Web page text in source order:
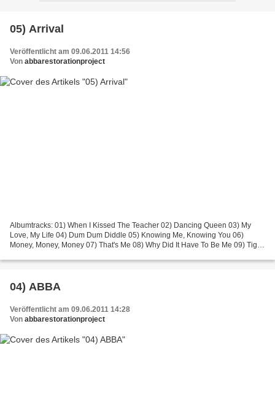
05) Arrival
Veröffentlicht am 09.06.2011 14:56
Von abbarestorationproject
Albumtracks: 01) When I Kissed The Teacher 02) Dancing Queen 03) My
Love, My Life 04) Dum Dum Diddle 05) Knowing Me, Knowing You 06)
Money, Money, Money 07) That's Me 08) Why Did It Have To Be Me 09) Tiger
04) ABBA
Veröffentlicht am 09.06.2011 14:28
Von abbarestorationproject